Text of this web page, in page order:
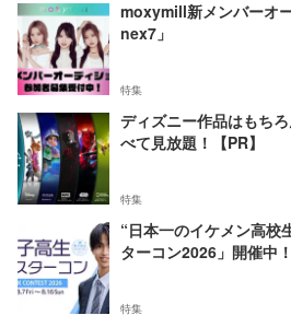
moxymill新メンバーオ
nex7」
特集
ディズニー作品はもち
べて見放題！【PR】
特集
“日本一のイケメン高校
ターコン2026」開催中！
特集